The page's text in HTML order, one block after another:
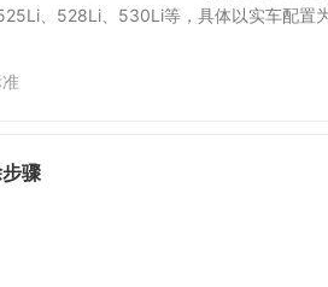
、528Li、530Li等，具体以实车配置
骤